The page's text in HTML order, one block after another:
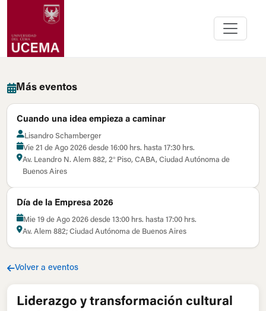
Volver a eventos
Liderazgo y transformación cultural
Más eventos
Cuando una idea empieza a caminar
Lisandro Schamberger
Vie 21 de Ago 2026 desde 16:00 hrs. hasta 17:30 hrs.
Av. Leandro N. Alem 882, 2° Piso, CABA, Ciudad Autónoma de
Buenos Aires
Día de la Empresa 2026
Mie 19 de Ago 2026 desde 13:00 hrs. hasta 17:00 hrs.
Av. Alem 882; Ciudad Autónoma de Buenos Aires